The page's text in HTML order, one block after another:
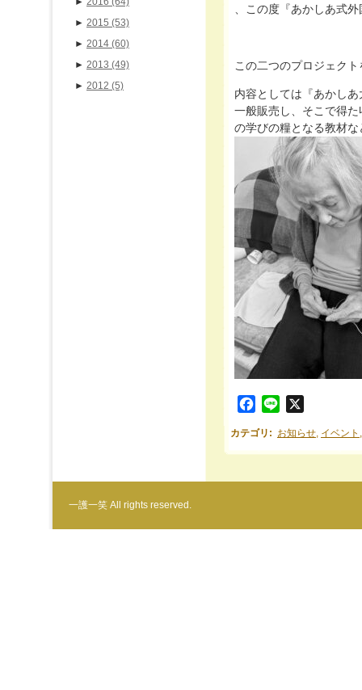
、この度『あかしあ式
この二つのプロジェク
内容としては『あかし
一般販売し、そこで得
の学びの糧となる教材
Facebook
Line
カテゴリ : お知らせ, イベント
► 2015 (53)
► 2014 (60)
► 2013 (49)
► 2012 (5)
一護一笑 All rights reserved.